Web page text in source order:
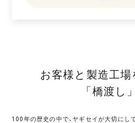
お客様と製造工場
「橋渡し」
100年の歴史の中で、ヤギセイが大切にし